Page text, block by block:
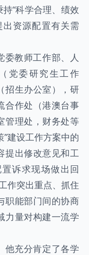
“科学合理、绩效
资源配置有关需
委教师工作部、人
党委研究生工作
招生办公室），研
合作处（港澳台事
管理处，财务处等
建设工作方案中的
提出修改意见和工
诉求现场做出回
作突出重点、抓住
职能部门间的协商
力量对构建一流学
他充分肯定了各学